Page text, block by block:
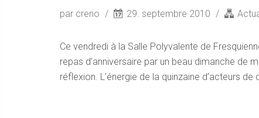
par creno 29. septembre 2010
Ce vendredi à la Salle Polyvalente de
repas d’anniversaire par un beau dimanche de
réflexion. L’énergie de la quinzaine d’acteurs